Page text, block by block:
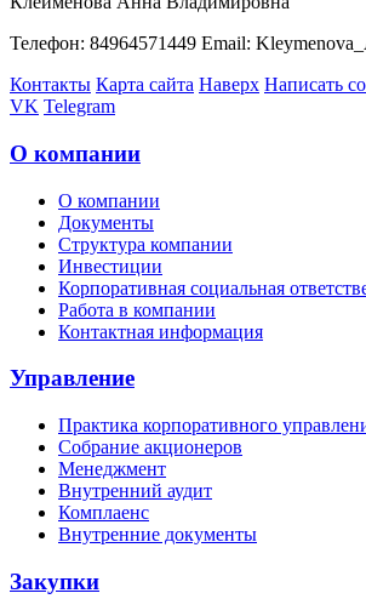
Телефон: 84964571449 Email:
Контакты Карта сайта Наверх Написать
VK Telegram
О компании
О компании
Документы
Структура компании
Инвестиции
Корпоративная социальная
Работа в компании
Контактная информация
Управление
Практика корпоративного
Собрание акционеров
Менеджмент
Внутренний аудит
Комплаенс
Внутренние документы
Закупки